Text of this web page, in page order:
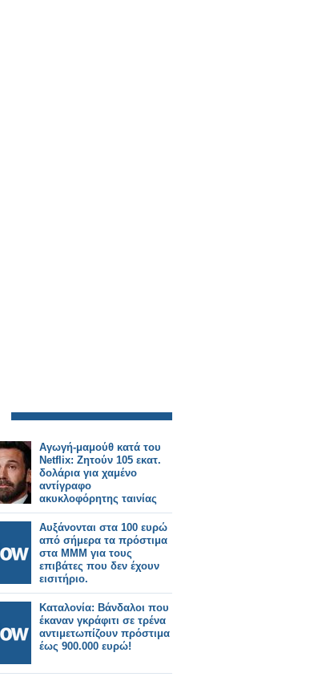
Αγωγή-μαμούθ κατά του
Netflix: Ζητούν 105 εκατ.
δολάρια για χαμένο
αντίγραφο
ακυκλοφόρητης ταινίας
Αυξάνονται στα 100 ευρώ
από σήμερα τα πρόστιμα
στα ΜΜΜ για τους
επιβάτες που δεν έχουν
εισιτήριο.
Καταλονία: Βάνδαλοι που
έκαναν γκράφιτι σε τρένα
αντιμετωπίζουν πρόστιμα
έως 900.000 ευρώ!